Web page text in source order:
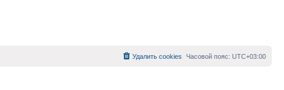
Часовой пояс: UTC+03:00
Удалить cookies